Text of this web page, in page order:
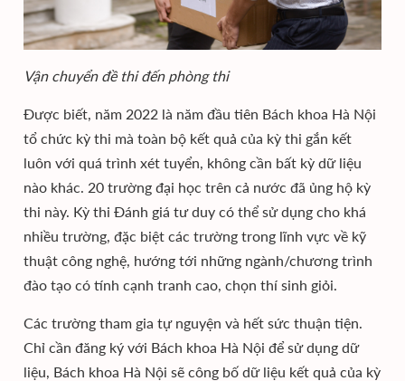
Vận chuyển đề thi đến phòng thi
Được biết, năm 2022 là năm đầu tiên Bách khoa Hà Nội
tổ chức kỳ thi mà toàn bộ kết quả của kỳ thi gắn kết
luôn với quá trình xét tuyển, không cần bất kỳ dữ liệu
nào khác. 20 trường đại học trên cả nước đã ủng hộ kỳ
thi này. Kỳ thi Đánh giá tư duy có thể sử dụng cho khá
nhiều trường, đặc biệt các trường trong lĩnh vực về kỹ
thuật công nghệ, hướng tới những ngành/chương trình
đào tạo có tính cạnh tranh cao, chọn thí sinh giỏi.
Các trường tham gia tự nguyện và hết sức thuận tiện.
Chỉ cần đăng ký với Bách khoa Hà Nội để sử dụng dữ
liệu, Bách khoa Hà Nội sẽ công bố dữ liệu kết quả của kỳ